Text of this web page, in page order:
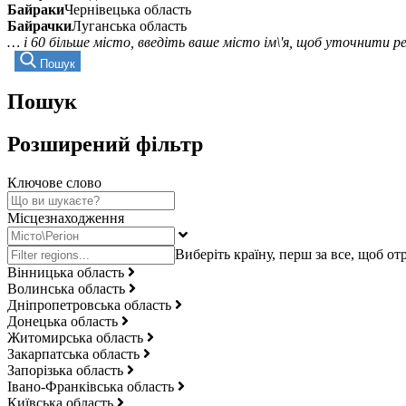
БайракиЧернівецька область
БайрачкиЛуганська область
… і 60 більше місто, введіть ваше місто ім\'я, щоб уточнити
Пошук
Пошук
Розширений фільтр
Ключове слово
Місцезнаходження
Вінницька область
Волинська область
Дніпропетровська область
Донецька область
Житомирська область
Закарпатська область
Запорізька область
Івано-Франківська область
Київська область